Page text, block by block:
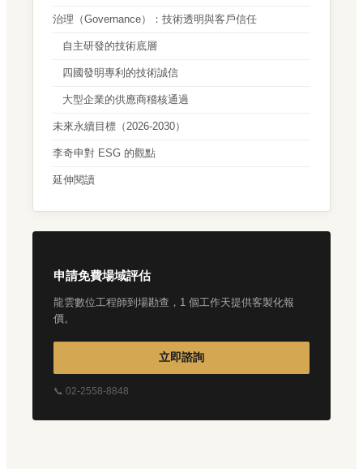
治理（Governance）：技術透明與客戶信任
自主研發的技術底層
四國發明專利的技術誠信
大型企業的供應商稽核通過
未來永續目標（2026-2030）
李奇申對 ESG 的觀點
延伸閱讀
申請免費場域評估
龍雲數位工程師到場勘查，1 個工作天提供客製化報
價。
立即諮詢
📞 02-2558-8848